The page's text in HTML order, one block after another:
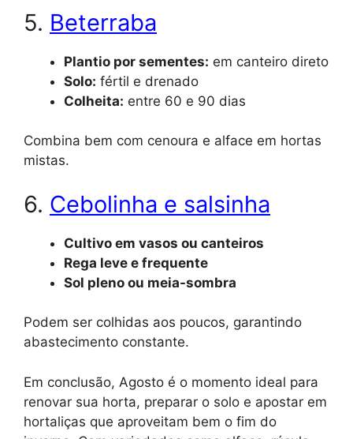
5. Beterraba
Plantio por sementes: em canteiro direto
Solo: fértil e drenado
Colheita: entre 60 e 90 dias
Combina bem com cenoura e alface em hortas
mistas.
6. Cebolinha e salsinha
Cultivo em vasos ou canteiros
Rega leve e frequente
Sol pleno ou meia-sombra
Podem ser colhidas aos poucos, garantindo
abastecimento constante.
Em conclusão, Agosto é o momento ideal para
renovar sua horta, preparar o solo e apostar em
hortaliças que aproveitam bem o fim do